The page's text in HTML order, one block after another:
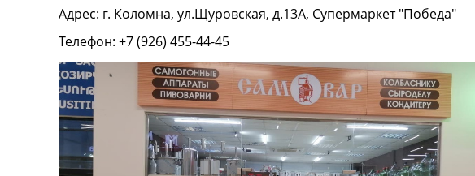
Адрес: г. Коломна, ул.Щуровская, д.13А, Супермаркет "Победа"
Телефон: +7 (926) 455-44-45